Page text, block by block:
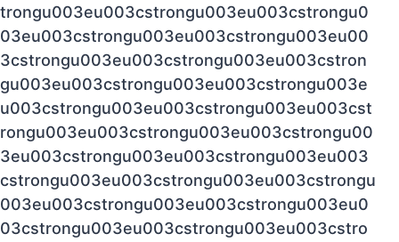
trongu003eu003cstrongu003eu003cstrongu0
03eu003cstrongu003eu003cstrongu003eu00
3cstrongu003eu003cstrongu003eu003cstron
gu003eu003cstrongu003eu003cstrongu003e
u003cstrongu003eu003cstrongu003eu003cst
rongu003eu003cstrongu003eu003cstrongu00
3eu003cstrongu003eu003cstrongu003eu003
cstrongu003eu003cstrongu003eu003cstrongu
003eu003cstrongu003eu003cstrongu003eu0
03cstrongu003eu003cstrongu003eu003cstro